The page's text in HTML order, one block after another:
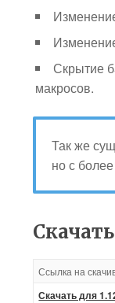
Скрытие
макросов.
Так же
но с
Ссылка на
Скачать для